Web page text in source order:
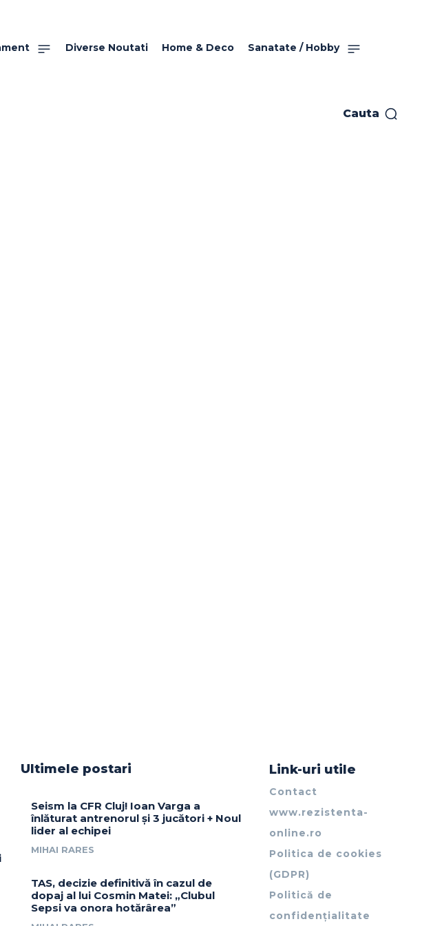
Diverse Noutati Home & Deco Sanatate / Hobby
Cauta
Ultimele postari
Seism la CFR Cluj! Ioan Varga a
înlăturat antrenorul și 3 jucători + Noul
lider al echipei
MIHAI RARES
TAS, decizie definitivă în cazul de
dopaj al lui Cosmin Matei: „Clubul
Sepsi va onora hotărârea”
Link-uri utile
Contact
www.rezistenta-
online.ro
Politica de cookies
(GDPR)
Politică de
confidențialitate